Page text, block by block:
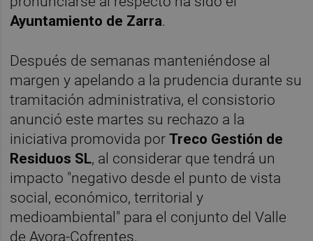
Ayuntamiento de Zarra.
Después de semanas manteniéndose al
margen y apelando a la prudencia durante su
tramitación administrativa, el consistorio
anunció este martes su rechazo a la
iniciativa promovida porTreco Gestión de
Residuos SL, al considerar que tendrá un
impacto "negativo desde el punto de vista
social, económico, territorial y
medioambiental" para el conjunto del Valle
de Ayora-Cofrentes.